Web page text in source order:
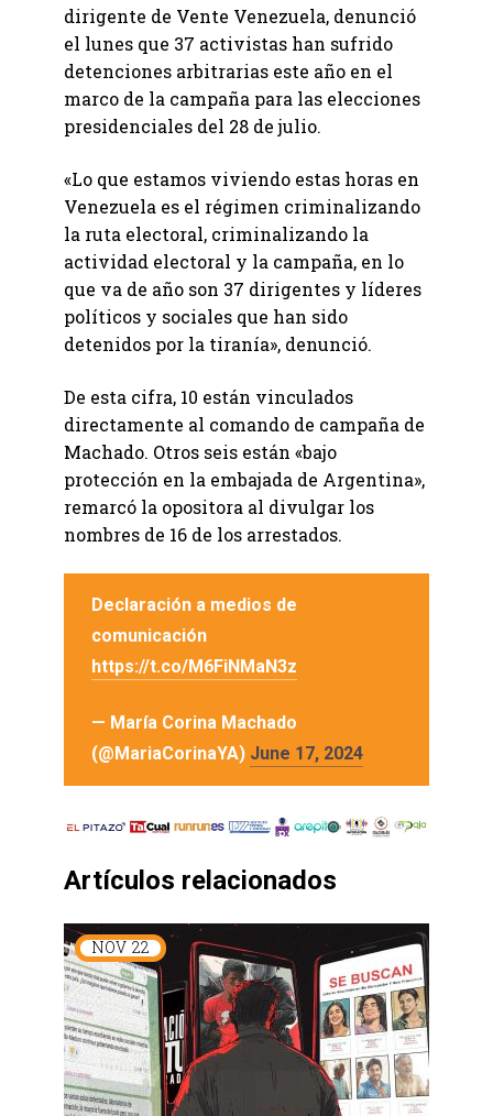
dirigente de Vente Venezuela, denunció
el lunes que 37 activistas han sufrido
detenciones arbitrarias este año en el
marco de la campaña para las elecciones
presidenciales del 28 de julio.
«Lo que estamos viviendo estas horas en
Venezuela es el régimen criminalizando
la ruta electoral, criminalizando la
actividad electoral y la campaña, en lo
que va de año son 37 dirigentes y líderes
políticos y sociales que han sido
detenidos por la tiranía», denunció.
De esta cifra, 10 están vinculados
directamente al comando de campaña de
Machado. Otros seis están «bajo
protección en la embajada de Argentina»,
remarcó la opositora al divulgar los
nombres de 16 de los arrestados.
Declaración a medios de
comunicación
https://t.co/M6FiNMaN3z
— María Corina Machado
(@MariaCorinaYA) June 17, 2024
Artículos relacionados
NOV 22